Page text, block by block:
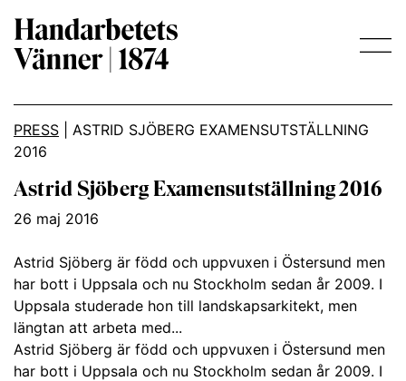
Main Navigation
PRESS
ASTRID SJÖBERG EXAMENSUTSTÄLLNING
2016
Astrid Sjöberg Examensutställning 2016
26 maj 2016
Astrid Sjöberg är född och uppvuxen i Östersund men
har bott i Uppsala och nu Stockholm sedan år 2009. I
Uppsala studerade hon till landskapsarkitekt, men
längtan att arbeta med...
Astrid Sjöberg är född och uppvuxen i Östersund men
har bott i Uppsala och nu Stockholm sedan år 2009. I